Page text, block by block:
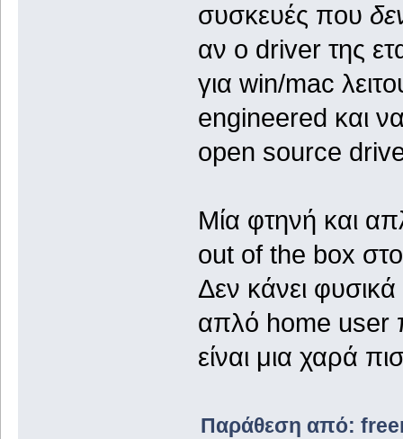
συσκευές που
αν ο driver της
για win/mac
engineered και να
open source
Μία φτηνή και
out of the box
Δεν κάνει
απλό home user
είναι μια χαρά
Παράθεση από: